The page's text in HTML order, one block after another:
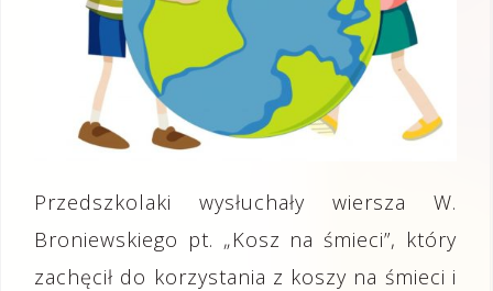
Przedszkolaki wysłuchały wiersza W.
Broniewskiego pt. „Kosz na śmieci”, który
zachęcił do korzystania z koszy na śmieci i